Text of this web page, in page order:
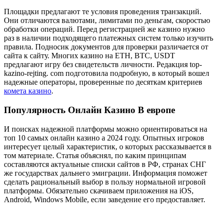
Площадки предлагают те условия проведения транзакций.
Они отличаются валютами, лимитами по деньгам, скоростью
обработки операций. Перед регистрацией же казино нужно
раз в наличии подходящего платежных систем только изучить
правила. Подносик документов для проверки различается от
сайта к сайту. Многих казино на ETH, BTC, USDT
предлагают игру без свидетельств личности. Редакция top-
kazino-rejting. com подготовила подробную, в который вошел
надежные операторы, проверенные по десяткам критериев
комета казино.
Популярность Онлайн Казино В европе
И поисках надежной платформы можно ориентироваться на
топ 10 самых онлайн казино а 2024 году. Опытных игроков
интересует целый характеристик, о которых рассказывается в
том материале. Статья объяснял, по каким принципам
составляются актуальные списки сайтов в РФ, странах СНГ
же государствах дальнего эмиграции. Информация поможет
сделать рациональный выбор в пользу нормальной игровой
платформы. Обязательно скачиваем приложения на iOS,
Android, Windows Mobile, если заведение его предоставляет.